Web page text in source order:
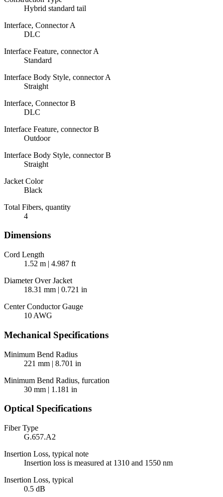
Hybrid standard tail
Interface, Connector A
DLC
Interface Feature, connector A
Standard
Interface Body Style, connector A
Straight
Interface, Connector B
DLC
Interface Feature, connector B
Outdoor
Interface Body Style, connector B
Straight
Jacket Color
Black
Total Fibers, quantity
4
Dimensions
Cord Length
1.52 m | 4.987 ft
Diameter Over Jacket
18.31 mm | 0.721 in
Center Conductor Gauge
10 AWG
Mechanical Specifications
Minimum Bend Radius
221 mm | 8.701 in
Minimum Bend Radius, furcation
30 mm | 1.181 in
Optical Specifications
Fiber Type
G.657.A2
Insertion Loss, typical note
Insertion loss is measured at 1310 and 1550 nm
Insertion Loss, typical
0.5 dB